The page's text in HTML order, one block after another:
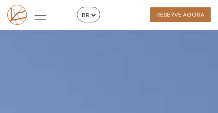
RESERVE AGORA